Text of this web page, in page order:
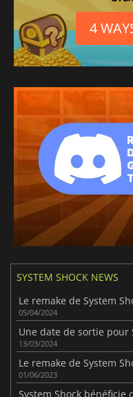
4
SYSTEM SHOCK NEWS
05/04/2024
Une date de sortie pour
13/03/2024
01/06/2023